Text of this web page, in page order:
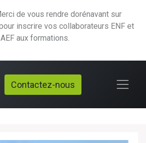
de vous rendre dorénavant sur
inscrire vos collaborateurs ENF et
AEF aux formations.
Contactez-nous